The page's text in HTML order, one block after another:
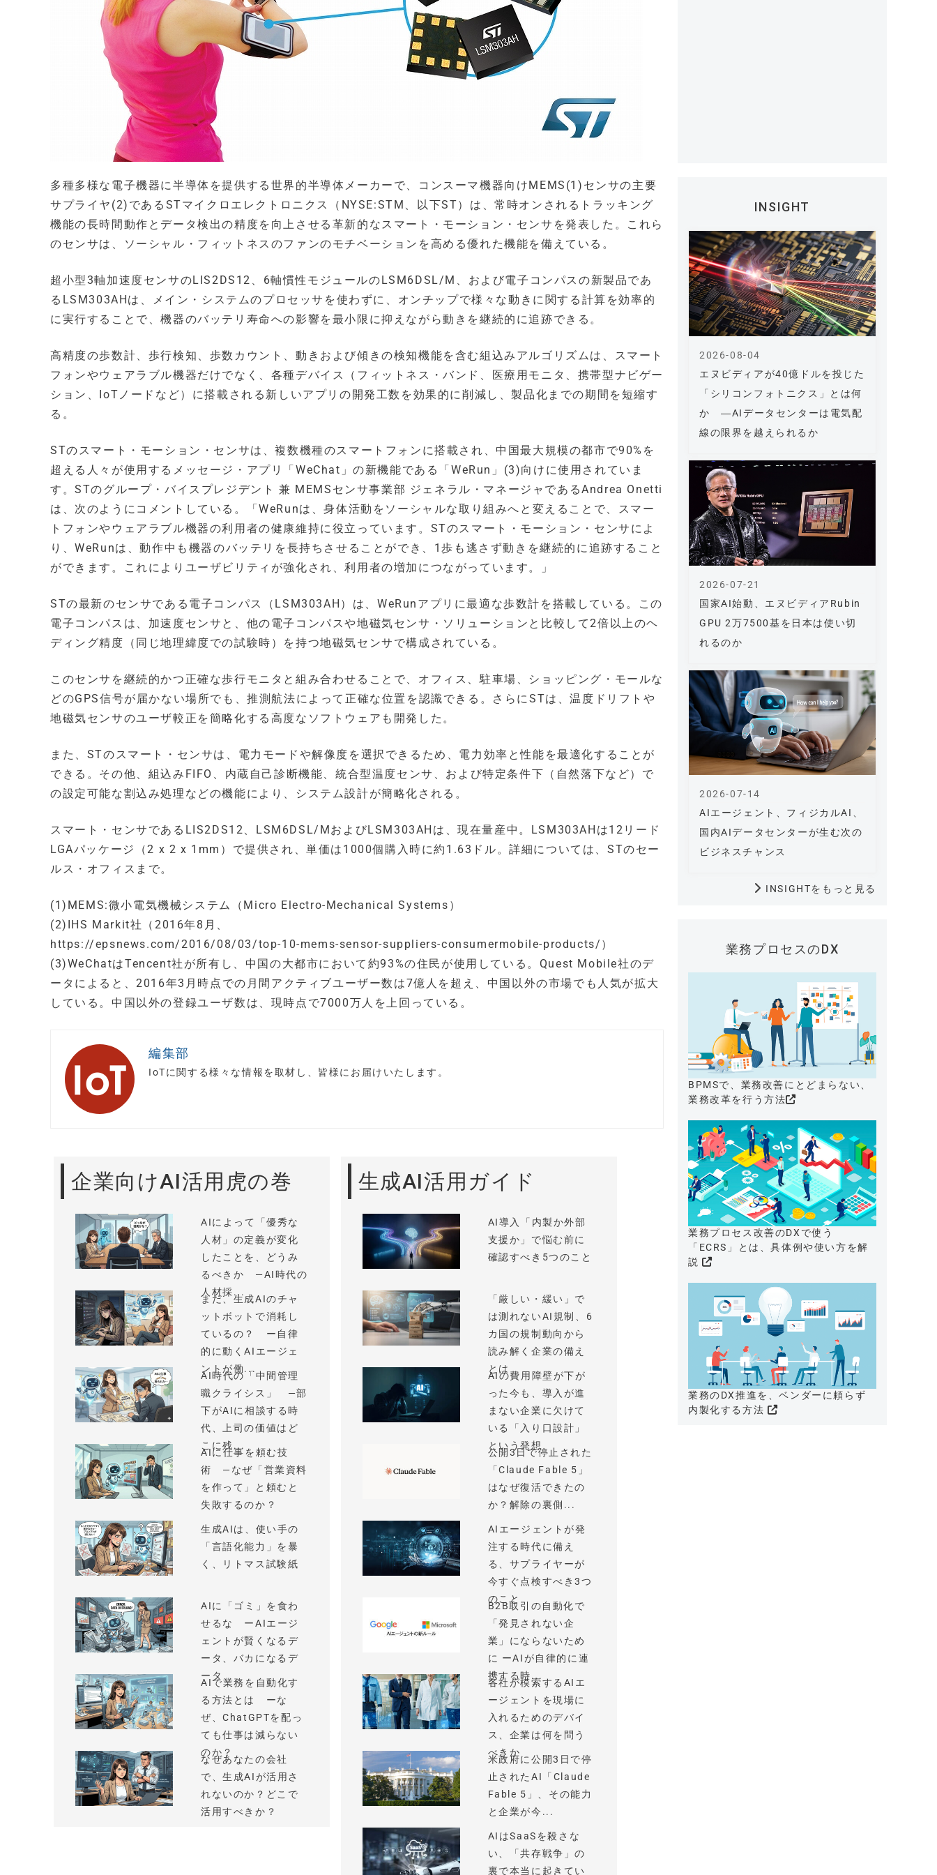
多種多様な電子機器に半導体を提供する世界的半導体メーカーで、コンスーマ機器向けMEMS(1)センサの主要
サプライヤ(2)であるSTマイクロエレクトロニクス（NYSE:STM、以下ST）は、常時オンされるトラッキング
機能の長時間動作とデータ検出の精度を向上させる革新的なスマート・モーション・センサを発表した。これら
のセンサは、ソーシャル・フィットネスのファンのモチベーションを高める優れた機能を備えている。
超小型3軸加速度センサのLIS2DS12、6軸慣性モジュールのLSM6DSL/M、および電子コンパスの新製品であ
るLSM303AHは、メイン・システムのプロセッサを使わずに、オンチップで様々な動きに関する計算を効率的
に実行することで、機器のバッテリ寿命への影響を最小限に抑えながら動きを継続的に追跡できる。
高精度の歩数計、歩行検知、歩数カウント、動きおよび傾きの検知機能を含む組込みアルゴリズムは、スマート
フォンやウェアラブル機器だけでなく、各種デバイス（フィットネス・バンド、医療用モニタ、携帯型ナビゲー
ション、IoTノードなど）に搭載される新しいアプリの開発工数を効果的に削減し、製品化までの期間を短縮す
る。
STのスマート・モーション・センサは、複数機種のスマートフォンに搭載され、中国最大規模の都市で90%を
超える人々が使用するメッセージ・アプリ「WeChat」の新機能である「WeRun」(3)向けに使用されていま
す。STのグループ・バイスプレジデント 兼 MEMSセンサ事業部 ジェネラル・マネージャであるAndrea Onetti
は、次のようにコメントしている。「WeRunは、身体活動をソーシャルな取り組みへと変えることで、スマー
トフォンやウェアラブル機器の利用者の健康維持に役立っています。STのスマート・モーション・センサによ
り、WeRunは、動作中も機器のバッテリを長持ちさせることができ、1歩も逃さず動きを継続的に追跡すること
ができます。これによりユーザビリティが強化され、利用者の増加につながっています。」
STの最新のセンサである電子コンパス（LSM303AH）は、WeRunアプリに最適な歩数計を搭載している。この
電子コンパスは、加速度センサと、他の電子コンパスや地磁気センサ・ソリューションと比較して2倍以上のヘ
ディング精度（同じ地理緯度での試験時）を持つ地磁気センサで構成されている。
このセンサを継続的かつ正確な歩行モニタと組み合わせることで、オフィス、駐車場、ショッピング・モールな
どのGPS信号が届かない場所でも、推測航法によって正確な位置を認識できる。さらにSTは、温度ドリフトや
地磁気センサのユーザ較正を簡略化する高度なソフトウェアも開発した。
また、STのスマート・センサは、電力モードや解像度を選択できるため、電力効率と性能を最適化することが
できる。その他、組込みFIFO、内蔵自己診断機能、統合型温度センサ、および特定条件下（自然落下など）で
の設定可能な割込み処理などの機能により、システム設計が簡略化される。
スマート・センサであるLIS2DS12、LSM6DSL/MおよびLSM303AHは、現在量産中。LSM303AHは12リード
LGAパッケージ（2 x 2 x 1mm）で提供され、単価は1000個購入時に約1.63ドル。詳細については、STのセー
ルス・オフィスまで。
(1)MEMS:微小電気機械システム（Micro Electro-Mechanical Systems）
(2)IHS Markit社（2016年8月、
https://epsnews.com/2016/08/03/top-10-mems-sensor-suppliers-consumermobile-products/）
(3)WeChatはTencent社が所有し、中国の大都市において約93%の住民が使用している。Quest Mobile社のデ
ータによると、2016年3月時点での月間アクティブユーザー数は7億人を超え、中国以外の市場でも人気が拡大
している。中国以外の登録ユーザ数は、現時点で7000万人を上回っている。
編集部
IoTに関する様々な情報を取材し、皆様にお届けいたします。
企業向けAI活用虎の巻
AIによって「優秀な
人材」の定義が変化
したことを、どうみ
るべきか —AI時代の
人材採...
まだ、生成AIのチャ
ットボットで消耗し
ているの？ ー自律
的に動くAIエージェ
ントが働...
AI時代の「中間管理
職クライシス」 —部
下がAIに相談する時
代、上司の価値はど
こに残...
AIに仕事を頼む技
術 —なぜ「営業資料
を作って」と頼むと
失敗するのか？
生成AIは、使い手の
「言語化能力」を暴
く、リトマス試験紙
AIに「ゴミ」を食わ
せるな ーAIエージ
ェントが賢くなるデ
ータ、バカになるデ
ータ
AIで業務を自動化す
る方法とは ーな
ぜ、ChatGPTを配っ
ても仕事は減らない
のか？
なぜあなたの会社
で、生成AIが活用さ
れないのか？どこで
活用すべきか？
生成AI活用ガイド
AI導入「内製か外部
支援か」で悩む前に
確認すべき5つのこと
「厳しい・緩い」で
は測れないAI規制、6
カ国の規制動向から
読み解く企業の備え
とは
AIの費用障壁が下が
った今も、導入が進
まない企業に欠けて
いる「入り口設計」
という発想
公開3日で停止された
「Claude Fable 5」
はなぜ復活できたの
か？解除の裏側...
AIエージェントが発
注する時代に備え
る、サプライヤーが
今すぐ点検すべき3つ
のこと
B2B取引の自動化で
「発見されない企
業」にならないため
に ーAIが自律的に連
携する時...
各社が模索するAIエ
ージェントを現場に
入れるためのデバイ
ス、企業は何を問う
べきか
米政府に公開3日で停
止されたAI「Claude
Fable 5」、その能力
と企業が今...
AIはSaaSを殺さな
い、「共存戦争」の
裏で本当に起きてい
INSIGHT
エヌビディアが40億ドルを投じた
「シリコンフォトニクス」とは何
か ―AIデータセンターは電気配
線の限界を越えられるか
2026-08-04
国家AI始動、エヌビディアRubin
GPU 2万7500基を日本は使い切
れるのか
2026-07-21
AIエージェント、フィジカルAI、
国内AIデータセンターが生む次の
ビジネスチャンス
2026-07-14
INSIGHTをもっと見る
業務プロセスのDX
BPMSで、業務改善にとどまらない、
業務改革を行う方法
業務プロセス改善のDXで使う
「ECRS」とは、具体例や使い方を解
説
業務のDX推進を、ベンダーに頼らず
内製化する方法